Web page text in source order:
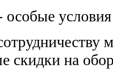
условия
скидки на